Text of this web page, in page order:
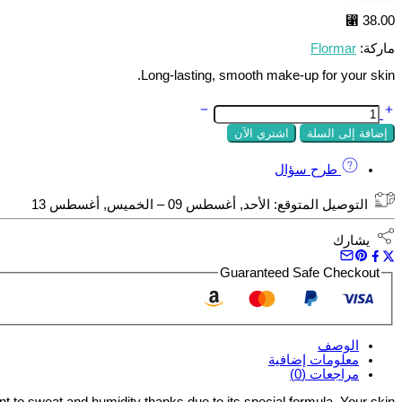
⃁ 38.00
ماركة: Flormar
Long-lasting, smooth make-up for your skin.
كمية
C.POWDER
CPW
MEDIUM
CREAM
ROSE
إضافة إلى السلة اشتري الآن
طرح سؤال
التوصيل المتوقع: الأحد, أغسطس 09 – الخميس, أغسطس 13
يشارك
Guaranteed Safe Checkout
الوصف
معلومات إضافية
مراجعات (0)